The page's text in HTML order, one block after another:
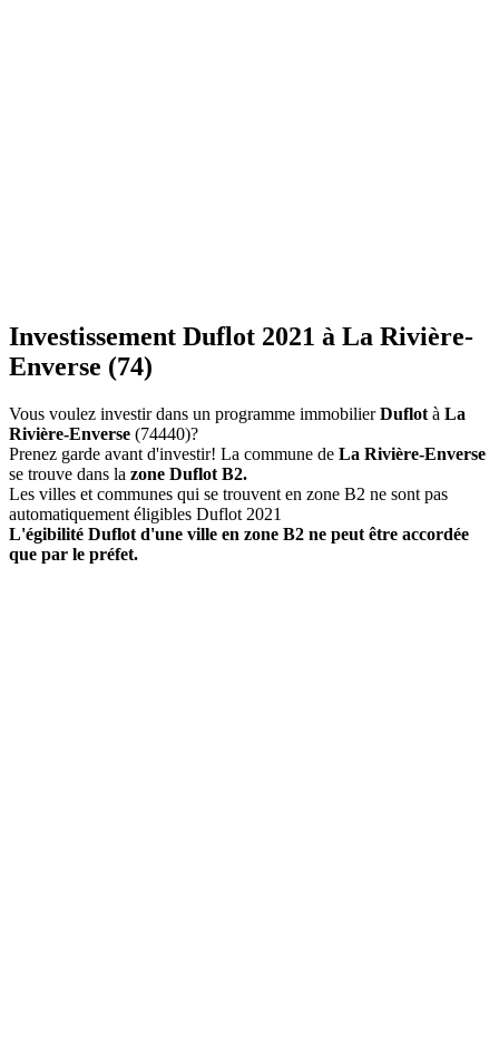
Investissement Duflot 2021 à La Rivière-
Enverse (74)
Vous voulez investir dans un programme immobilierDuflot à La
Rivière-Enverse (74440)?
Prenez garde avant d'investir! La commune de La Rivière-Enverse
se trouve dans la zone Duflot B2.
Les villes et communes qui se trouvent en zone B2 ne sont pas
automatiquement éligibles Duflot 2021
L'égibilité Duflot d'une ville en zone B2 ne peut être accordée
que par le préfet.